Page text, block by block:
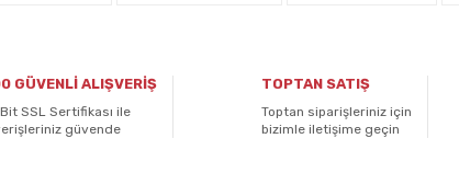
GÜVENLİ ALIŞVERİŞ
SSL Sertifikası ile
güvende
TOPTAN SATIŞ
Toptan siparişleriniz için
bizimle iletişime geçin